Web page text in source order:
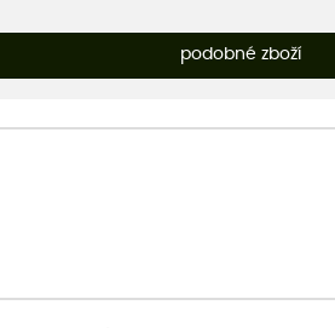
podobné zboží